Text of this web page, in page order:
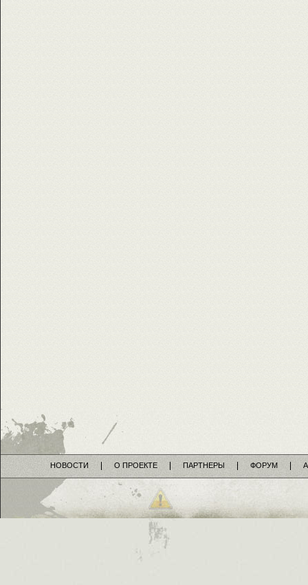
НОВОСТИ О ПРОЕКТЕ ПАРТНЕРЫ ФОРУМ